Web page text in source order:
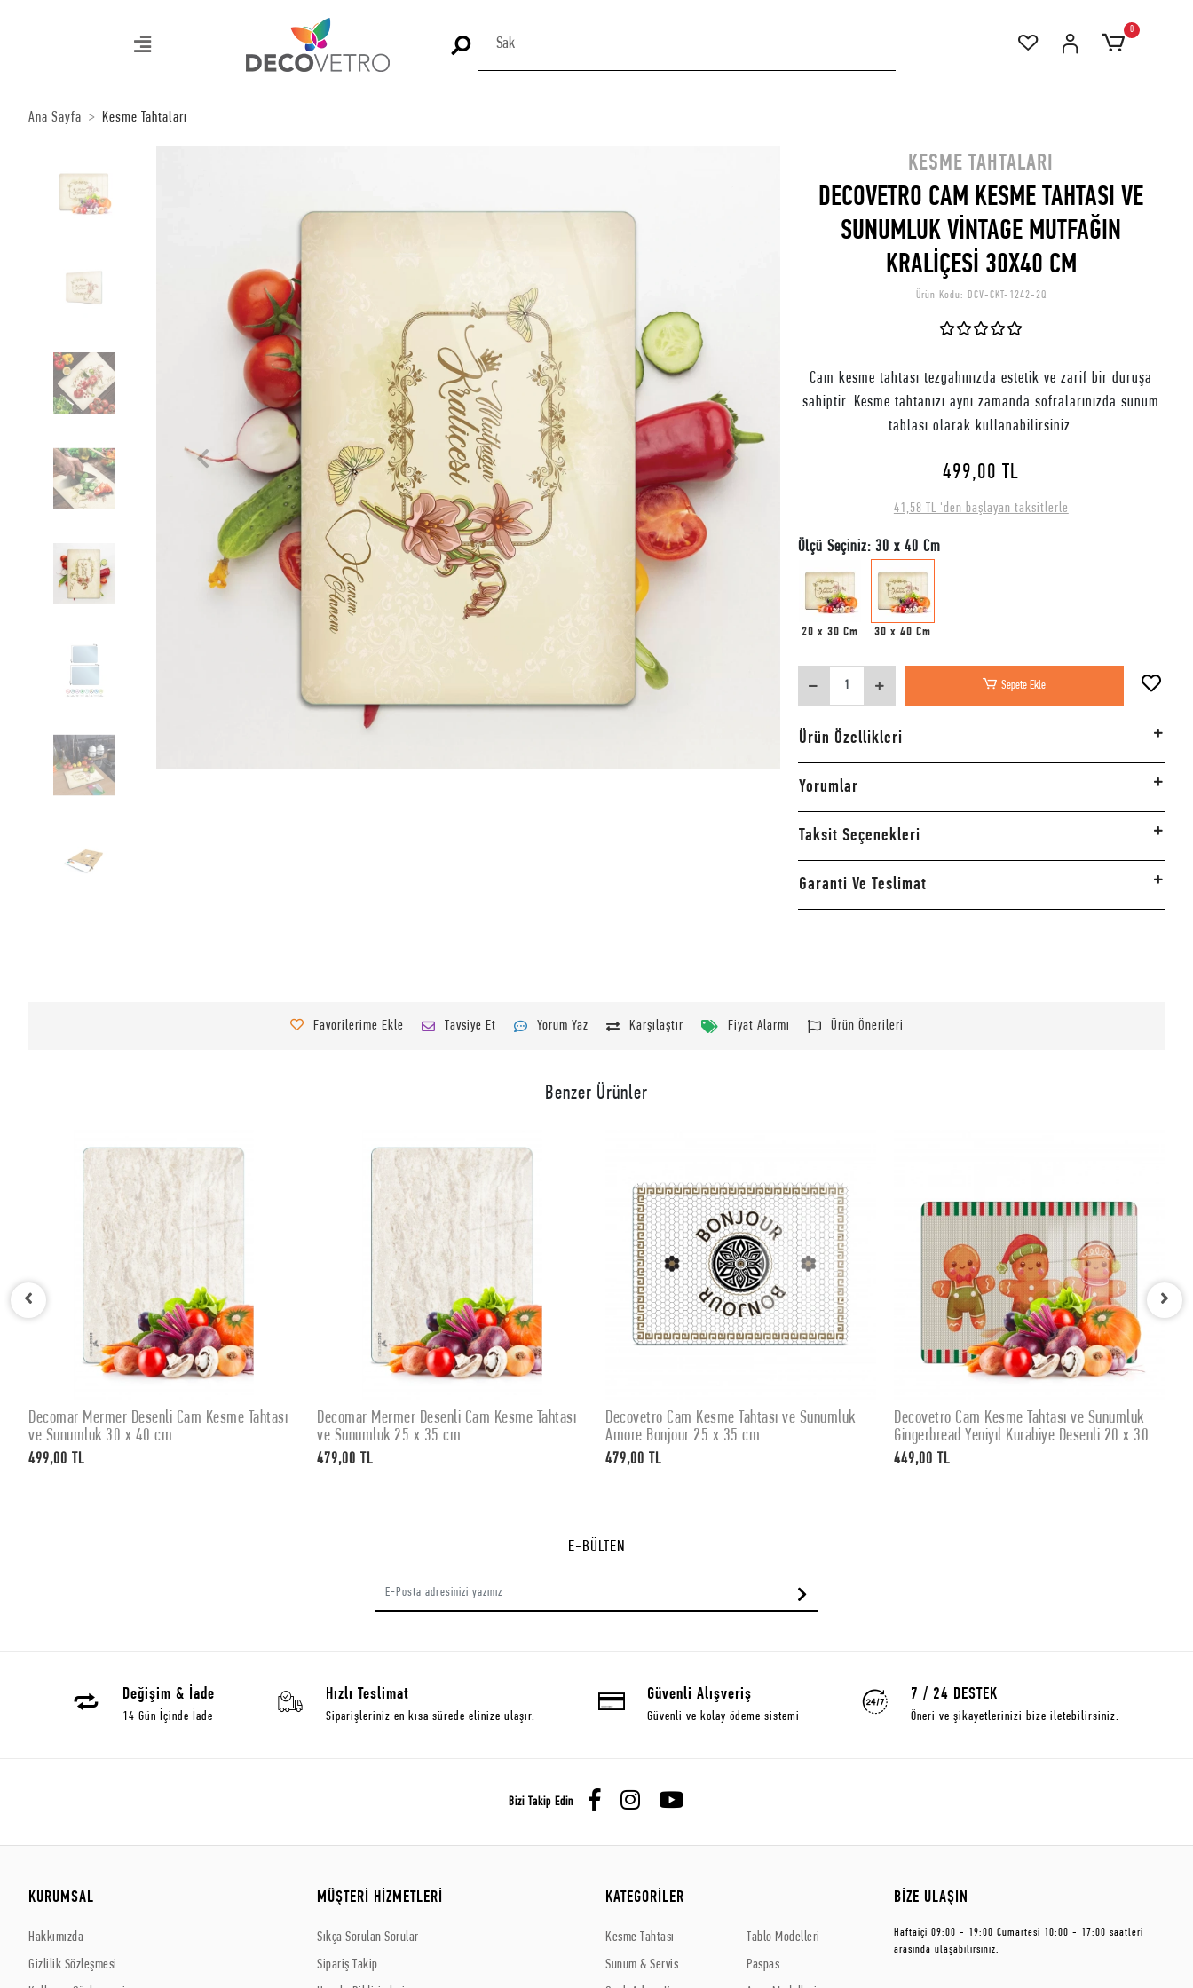
0
Ana Sayfa Kesme Tahtaları
KESME TAHTALARI
DECOVETRO CAM KESME TAHTASI VE
SUNUMLUK VİNTAGE MUTFAĞIN
KRALİÇESİ 30X40 CM
Ürün Kodu: DCV-CKT-1242-2Q
Cam kesme tahtası tezgahınızda estetik ve zarif bir duruşa
sahiptir. Kesme tahtanızı aynı zamanda sofralarınızda sunum
tablası olarak kullanabilirsiniz.
499,00 TL
41,58 TL 'den başlayan taksitlerle
Ölçü Seçiniz: 30 x 40 Cm
20 x 30 Cm 30 x 40 Cm
Sepete Ekle
Ürün Özellikleri
Yorumlar
Taksit Seçenekleri
Garanti Ve Teslimat
Favorilerime Ekle Tavsiye Et Yorum Yaz Karşılaştır Fiyat Alarmı Ürün Önerileri
Benzer Ürünler
SEPETE EKLE
Decomar Mermer Desenli Cam Kesme Tahtası
ve Sunumluk 30 x 40 cm
499,00 TL
SEPETE EKLE
Decomar Mermer Desenli Cam Kesme Tahtası
ve Sunumluk 25 x 35 cm
479,00 TL
SEPETE EKLE
Decovetro Cam Kesme Tahtası ve Sunumluk
Amore Bonjour 25 x 35 cm
479,00 TL
SEPETE EKLE
Decovetro Cam Kesme Tahtası ve Sunumluk
Gingerbread Yeniyıl Kurabiye Desenli 20 x 30
cm
449,00 TL
E-BÜLTEN
Değişim & İade
14 Gün İçinde İade
Hızlı Teslimat
Siparişleriniz en kısa sürede elinize ulaşır.
Güvenli Alışveriş
Güvenli ve kolay ödeme sistemi
7 / 24 DESTEK
Öneri ve şikayetlerinizi bize iletebilirsiniz.
Bizi Takip Edin
KURUMSAL
Hakkımızda
Gizlilik Sözleşmesi
MÜŞTERİ HİZMETLERİ
Sıkça Sorulan Sorular
Sipariş Takip
KATEGORİLER
Kesme Tahtası
Sunum & Servis
Tablo Modelleri
Paspas
BİZE ULAŞIN
Haftaiçi 09:00 - 19:00 Cumartesi 10:00 - 17:00 saatleri
arasında ulaşabilirsiniz.